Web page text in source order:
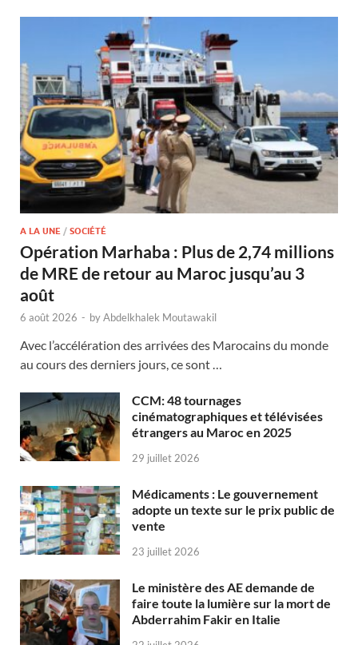
A LA UNE / SOCIÉTÉ
Opération Marhaba : Plus de 2,74 millions
de MRE de retour au Maroc jusqu’au 3
août
6 août 2026 - byAbdelkhalek Moutawakil
Avec l’accélération des arrivées des Marocains du monde
au cours des derniers jours, ce sont …
CCM: 48 tournages
cinématographiques et télévisées
étrangers au Maroc en 2025
29 juillet 2026
Médicaments : Le gouvernement
adopte un texte sur le prix public de
vente
23 juillet 2026
Le ministère des AE demande de
faire toute la lumière sur la mort de
Abderrahim Fakir en Italie